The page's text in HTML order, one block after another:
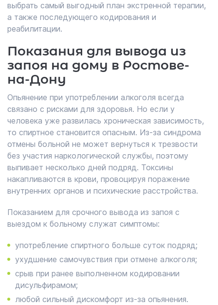
выбрать самый выгодный план экстренной терапии,
а также последующего кодирования и
реабилитации.
Показания для вывода из
запоя на дому в Ростове-
на-Дону
Опьянение при употреблении алкоголя всегда
связано с рисками для здоровья. Но если у
человека уже развилась хроническая зависимость,
то спиртное становится опасным. Из-за синдрома
отмены больной не может вернуться к трезвости
без участия наркологической службы, поэтому
выпивает несколько дней подряд. Токсины
накапливаются в крови, провоцируя поражение
внутренних органов и психические расстройства.
Показанием для срочного вывода из запоя с
выездом к больному служат симптомы:
употребление спиртного больше суток подряд;
ухудшение самочувствия при отмене алкоголя;
срыв при ранее выполненном кодировании
дисульфирамом;
любой сильный дискомфорт из-за опьянения.